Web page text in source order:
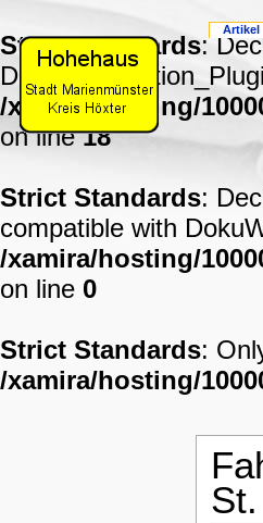
Strict Standards:
/xamira/hosting/
on line18
Strict Standards:
compatible with
/xamira/hosting/
on line 0
Strict Standards:
/xamira/hosting/
Artikel